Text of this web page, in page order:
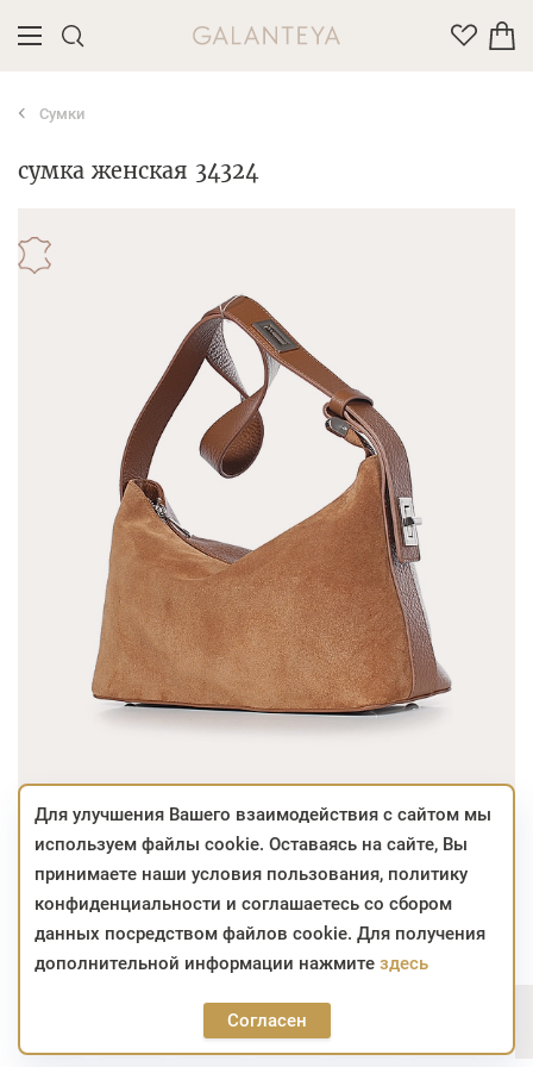
Введите название или артикул товара
Сумки
сумка женская 34324
246,24 BYN
Цвет:
Для улучшения Вашего взаимодействия с сайтом мы
используем файлы cookie. Оставаясь на сайте, Вы
принимаете наши условия пользования, политику
конфиденциальности и соглашаетесь со сбором
данных посредством файлов cookie. Для получения
дополнительной информации нажмите здесь
Согласен